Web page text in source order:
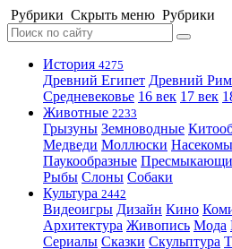
Рубрики Скрыть меню Рубрики
История 4275
Древний Египет Древний Рим
Средневековье 16 век 17 век
Животные 2233
Грызуны Земноводные
Медведи Моллюски
Паукообразные
Рыбы Слоны Собаки
Культура 2442
Видеоигры Дизайн Кино
Архитектура Живопись Мода
Сериалы Сказки Скульптура